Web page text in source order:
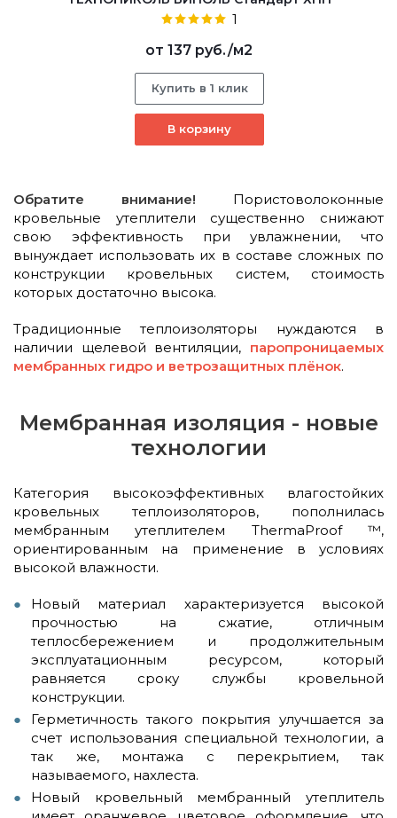
1
от 137 руб./м2
Купить в 1 клик
В корзину
Обратите внимание! Пористоволоконные
кровельные утеплители существенно снижают
свою эффективность при увлажнении, что
вынуждает использовать их в составе сложных по
конструкции кровельных систем, стоимость
которых достаточно высока.
Традиционные теплоизоляторы нуждаются в
наличии щелевой вентиляции, паропроницаемых
мембранных гидро и ветрозащитных плёнок.
Мембранная изоляция - новые
технологии
Категория высокоэффективных влагостойких
кровельных теплоизоляторов, пополнилась
мембранным утеплителем ThermaProof ™,
ориентированным на применение в условиях
высокой влажности.
Новый материал характеризуется высокой
прочностью на сжатие, отличным
теплосбережением и продолжительным
эксплуатационным ресурсом, который
равняется сроку службы кровельной
конструкции.
Герметичность такого покрытия улучшается за
счет использования специальной технологии, а
так же, монтажа с перекрытием, так
называемого, нахлеста.
Новый кровельный мембранный утеплитель